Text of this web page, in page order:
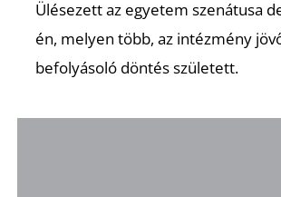
Ülésezett az egyetem szenátusa
én, melyen több, az intézmény
befolyásoló döntés született.